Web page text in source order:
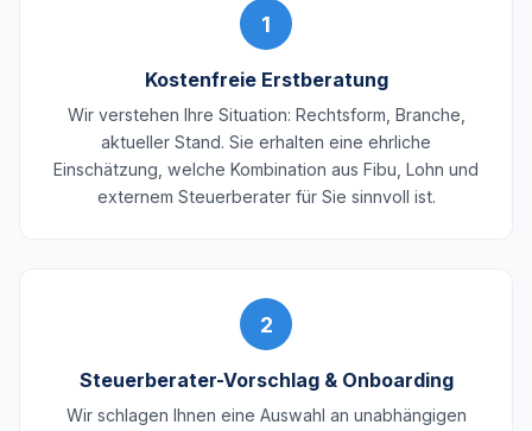
1
Kostenfreie Erstberatung
Wir verstehen Ihre Situation: Rechtsform, Branche,
aktueller Stand. Sie erhalten eine ehrliche
Einschätzung, welche Kombination aus Fibu, Lohn und
externem Steuerberater für Sie sinnvoll ist.
2
Steuerberater-Vorschlag & Onboarding
Wir schlagen Ihnen eine Auswahl an unabhängigen